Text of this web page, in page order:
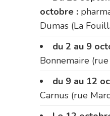
octobre :
Dumas (La
du 2 au 9
Bonnemaire
du 9 au 12
Carnus (rue